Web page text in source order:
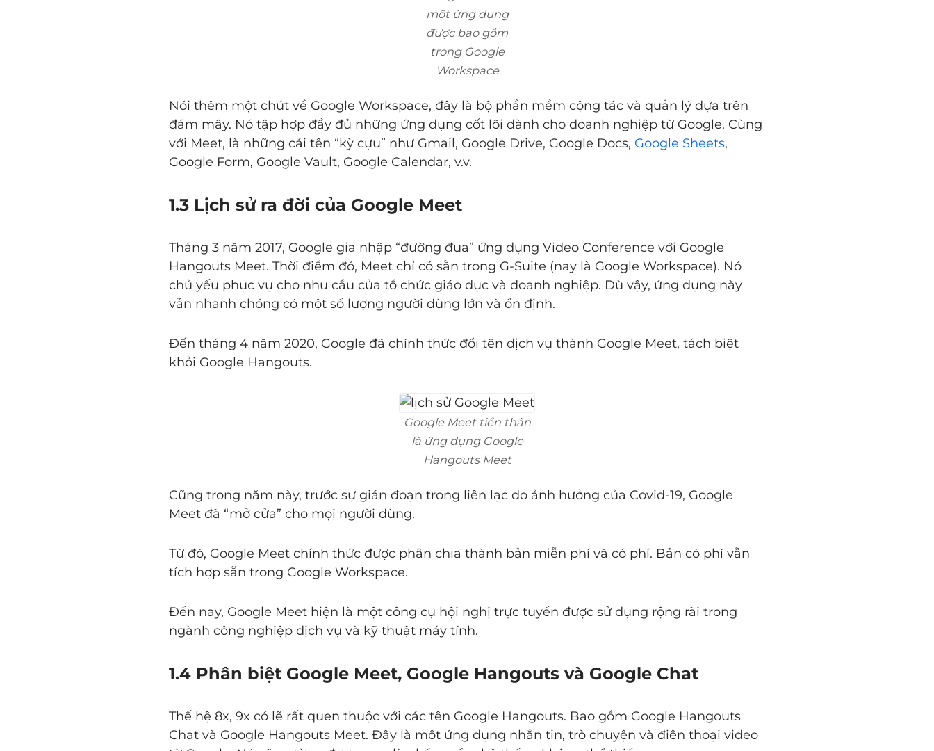
một ứng dụng
được bao gồm
trong Google
Workspace
Nói thêm một chút về Google Workspace, đây là bộ phần mềm cộng tác và quản lý dựa trên
đám mây. Nó tập hợp đầy đủ những ứng dụng cốt lõi dành cho doanh nghiệp từ Google. Cùng
với Meet, là những cái tên “kỳ cựu” như Gmail, Google Drive, Google Docs, Google Sheets,
Google Form, Google Vault, Google Calendar, v.v.
1.3 Lịch sử ra đời của Google Meet
Tháng 3 năm 2017, Google gia nhập “đường đua” ứng dụng Video Conference với Google
Hangouts Meet. Thời điểm đó, Meet chỉ có sẵn trong G-Suite (nay là Google Workspace). Nó
chủ yếu phục vụ cho nhu cầu của tổ chức giáo dục và doanh nghiệp. Dù vậy, ứng dụng này
vẫn nhanh chóng có một số lượng người dùng lớn và ổn định.
Đến tháng 4 năm 2020, Google đã chính thức đổi tên dịch vụ thành Google Meet, tách biệt
khỏi Google Hangouts.
Google Meet tiền thân
là ứng dụng Google
Hangouts Meet
Cũng trong năm này, trước sự gián đoạn trong liên lạc do ảnh hưởng của Covid-19, Google
Meet đã “mở cửa” cho mọi người dùng.
Từ đó, Google Meet chính thức được phân chia thành bản miễn phí và có phí. Bản có phí vẫn
tích hợp sẵn trong Google Workspace.
Đến nay, Google Meet hiện là một công cụ hội nghị trực tuyến được sử dụng rộng rãi trong
ngành công nghiệp dịch vụ và kỹ thuật máy tính.
1.4 Phân biệt Google Meet, Google Hangouts và Google Chat
Thế hệ 8x, 9x có lẽ rất quen thuộc với các tên Google Hangouts. Bao gồm Google Hangouts
Chat và Google Hangouts Meet. Đây là một ứng dụng nhắn tin, trò chuyện và điện thoại video